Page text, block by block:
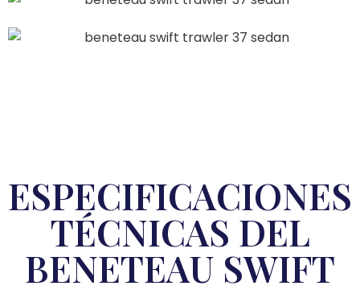
ESPECIFICACIONES
TÉCNICAS DEL
BENETEAU SWIFT